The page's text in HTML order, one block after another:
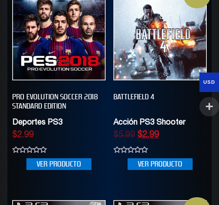
PRO EVOLUTION SOCCER 2018
STANDARD EDITION
Deportes PS3
$2.99
VER PRODUCTO
BATTLEFIELD 4
Acción PS3 Shooter
$5.99 $2.99
VER PRODUCTO
USD